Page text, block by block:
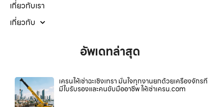
เกี่ยวกับเรา
เกี่ยวกับ
อัพเดทล่าสุด
เครนให้เช่าฉะเชิงเทรา มั่นใจทุกงานยกด้วยเครื่องจักรที่
มีใบรับรองและคนขับมืออาชีพ ให้เช่าเครน.com